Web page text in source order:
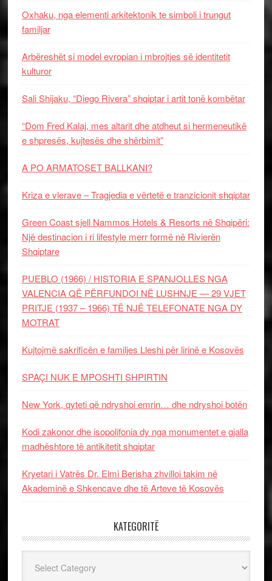
Oxhaku, nga elementi arkitektonik te simboli i trungut
familjar
Arbëreshët si model evropian i mbrojtjes së identitetit
kulturor
Sali Shijaku, “Diego Rivera” shqiptar i artit tonë kombëtar
“Dom Fred Kalaj, mes altarit dhe atdheut si hermeneutikë
e shpresës, kujtesës dhe shërbimit”
A PO ARMATOSET BALLKANI?
Kriza e vlerave – Tragjedia e vërtetë e tranzicionit shqiptar
Green Coast sjell Nammos Hotels & Resorts në Shqipëri:
Një destinacion i ri lifestyle merr formë në Rivierën
Shqiptare
PUEBLO (1966) / HISTORIA E SPANJOLLES NGA
VALENCIA QË PËRFUNDOI NË LUSHNJE — 29 VJET
PRITJE (1937 – 1966) TË NJË TELEFONATE NGA DY
MOTRAT
Kujtojmë sakrificën e familjes Lleshi për lirinë e Kosovës
SPAÇI NUK E MPOSHTI SHPIRTIN
New York, qyteti që ndryshoi emrin… dhe ndryshoi botën
Kodi zakonor dhe isopolifonia dy nga monumentet e gjalla
madhështore të antikitetit shqiptar
Kryetari i Vatrës Dr. Elmi Berisha zhvilloi takim në
Akademinë e Shkencave dhe të Arteve të Kosovës
KATEGORITË